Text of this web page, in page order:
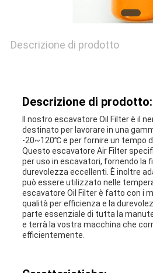
DEL
PRIVACY
POLICY
Descrizione di prodotto
Descrizione di prodotto:
Il nostro escavatore Oil Filter è il
destinato per lavorare in una
-20~120℃ e per fornire un tempo
Questo escavatore Air Filter
per uso in escavatori, fornendo la
durevolezza eccellenti. È inoltre
può essere utilizzato nelle
escavatore Oil Filter è fatto con i
qualità per efficienza e la
parte essenziale di tutta la
e terrà la vostra macchina che
efficientemente.